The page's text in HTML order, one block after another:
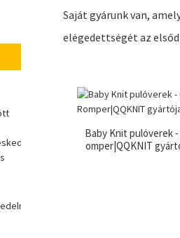
Saját gyárunk van,
elégedettségét az
Baby Knit pulóverek
omper|QQKNIT